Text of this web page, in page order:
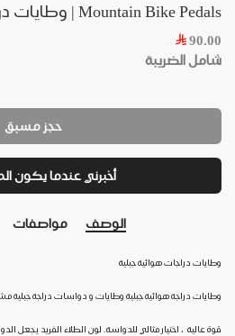
Mountain Bike Pedals | وطايات دراجات هوائية جبلية
90.00
شامل الضريبة
حجز مسبق
أخبرني عندما يكون
الوصف مواصفات
وطايات دراجات هوائية جبلية
وطايات دراجة هوائية جبلية وطايات و دواسات دراجة جبلية
قوة عالية ، اختيار مثالي للدواسة. لون الطلاء الفريد يجعل